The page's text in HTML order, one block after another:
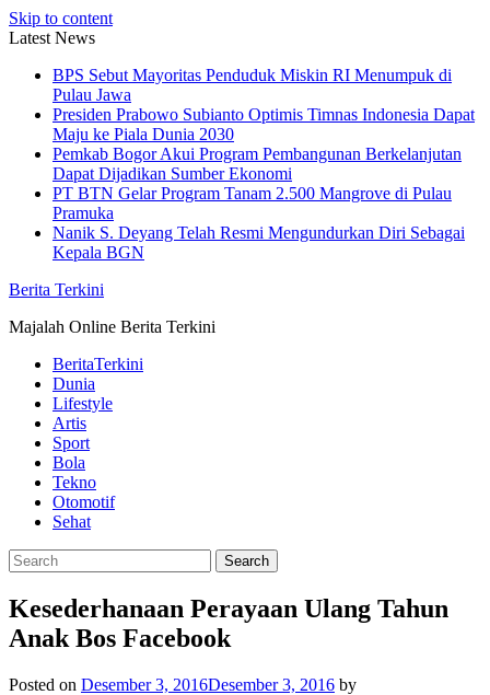
Skip to content
Latest News
BPS Sebut Mayoritas Penduduk Miskin RI Menumpuk di
Pulau Jawa
Presiden Prabowo Subianto Optimis Timnas Indonesia Dapat
Maju ke Piala Dunia 2030
Pemkab Bogor Akui Program Pembangunan Berkelanjutan
Dapat Dijadikan Sumber Ekonomi
PT BTN Gelar Program Tanam 2.500 Mangrove di Pulau
Pramuka
Nanik S. Deyang Telah Resmi Mengundurkan Diri Sebagai
Kepala BGN
Berita Terkini
Majalah Online Berita Terkini
BeritaTerkini
Dunia
Lifestyle
Artis
Sport
Bola
Tekno
Otomotif
Sehat
Kesederhanaan Perayaan Ulang Tahun
Anak Bos Facebook
Posted on Desember 3, 2016Desember 3, 2016 by